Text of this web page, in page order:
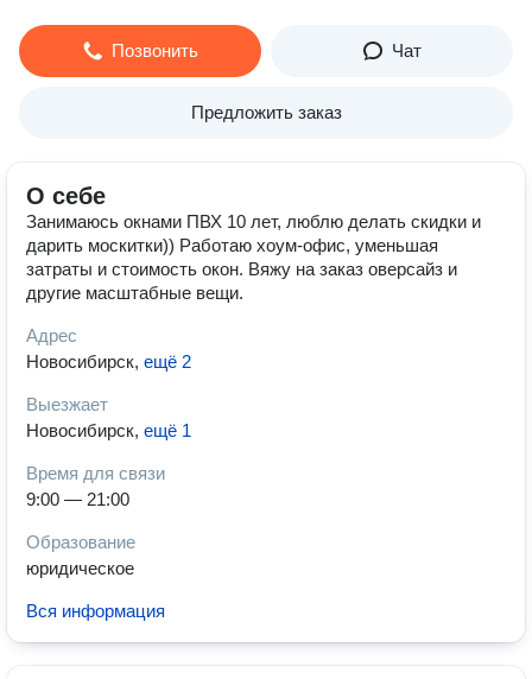
Позвонить Чат
Предложить заказ
О себе
Занимаюсь окнами ПВХ 10 лет, люблю делать скидки и
дарить москитки)) Работаю хоум-офис, уменьшая
затраты и стоимость окон. Вяжу на заказ оверсайз и
другие масштабные вещи.
Адрес
Новосибирск, ещё 2
Выезжает
Новосибирск, ещё 1
Время для связи
9:00 — 21:00
Образование
юридическое
Вся информация